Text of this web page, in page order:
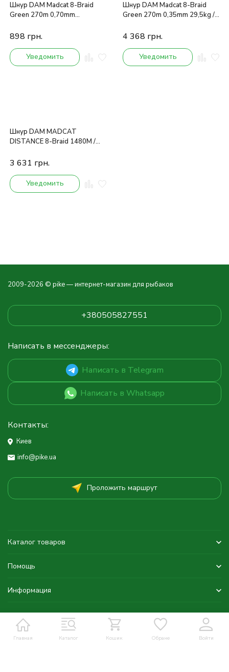
Шнур DAM Madcat 8-Braid
Green 270m 0,70mm
898 грн.
Уведомить
Шнур DAM Madcat 8-Braid
Green 270m 0,35mm 29,5kg /
4 368 грн.
Уведомить
Шнур DAM MADCAT
DISTANCE 8-Braid 1480M /
3 631 грн.
Уведомить
Главная Каталог Кошик Обране Войти
2009-2026 © pike — интернет-магазин для рыбаков
+380505827551
Написать в мессенджеры:
Написать в Telegram
Написать в Whatsapp
Контакты:
Киев
info@pike.ua
Проложить маршрут
Каталог товаров
Помощь
Информация